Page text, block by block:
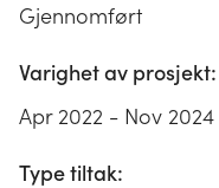
Gjennomført
Varighet av prosjekt:
Apr 2022 - Nov 2024
Type tiltak: